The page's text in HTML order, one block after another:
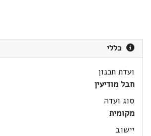
כללי
ועדת תכנון
חבל מודיעין
סוג ועדה
מקומית
יישוב